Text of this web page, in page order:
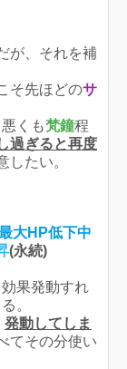
が、それを補
そ先ほどのサ
くも梵鐘程
過ぎると再度
したい。
大HP低下中
(永続)
果発動すれ
。
発動してしま
てその分使い